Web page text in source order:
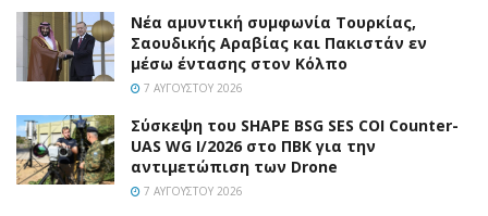
Νέα αμυντική συμφωνία Τουρκίας,
Σαουδικής Αραβίας και Πακιστάν εν
μέσω έντασης στον Κόλπο
7 ΑΥΓΟΎΣΤΟΥ 2026
Σύσκεψη του SHAPE BSG SES COI Counter-
UAS WG I/2026 στο ΠΒΚ για την
αντιμετώπιση των Drone
7 ΑΥΓΟΎΣΤΟΥ 2026